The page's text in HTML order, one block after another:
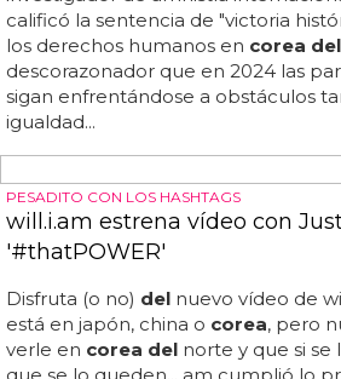
Aunque la actividad sexual entre
sexo es legal para los civiles en
prohibida por el artículo 92-6del
país... encorea del sur
procesado a dos soldados,
relaciones sexuales consentidas
2019, amnistía internacional publicó
corea del sur "... el informe
personas lgbt+ son cada vez "más
sur, los soldados se enfrentan a